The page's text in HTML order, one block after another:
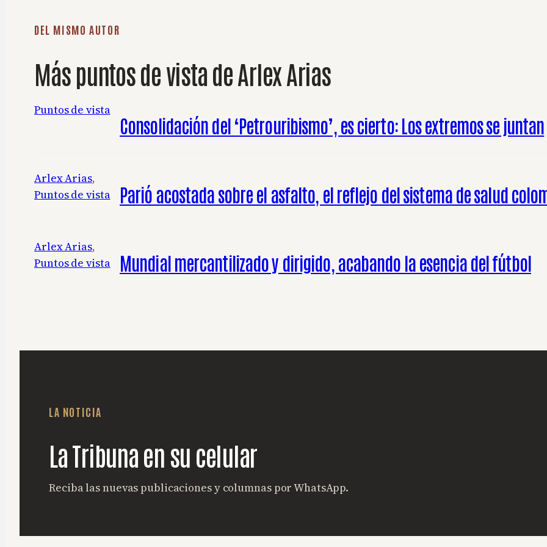
DEL MISMO AUTOR
Más puntos de vista de Arlex Arias
Puntos de vista
Consolidación del ‘Petrouribismo’, es cierto: Los extremos se juntan
Arlex Arias
Puntos de vista
Parió acostada sobre el asfalto, el reflejo del sistema de salud
Arlex Arias
Puntos de vista
Mundial mercantilizado y dirigido, acabando la esencia del fútbol
LA NOTICIA
La Tribuna en su celular
Reciba las nuevas publicaciones y columnas por WhatsApp.